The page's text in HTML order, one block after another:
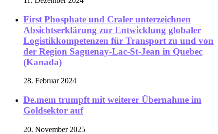
First Phosphate und Craler unterzeichnen
Absichtserklärung zur Entwicklung globaler
Logistikkompetenzen für Transport zu und von
der Region Saguenay-Lac-St-Jean in Quebec
(Kanada)
28. Februar 2024
De.mem trumpft mit weiterer Übernahme im
Goldsektor auf
20. November 2025